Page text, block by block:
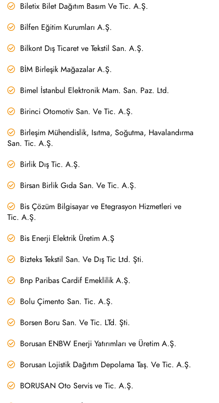
Biletix Bilet Dağıtım Basım Ve Tic. A.Ş.
Bilfen Eğitim Kurumları A.Ş.
Bilkont Dış Ticaret ve Tekstil San. A.Ş.
BİM Birleşik Mağazalar A.Ş.
Bimel İstanbul Elektronik Mam. San. Paz. Ltd.
Birinci Otomotiv San. Ve Tic. A.Ş.
Birleşim Mühendislik, Isıtma, Soğutma, Havalandırma
San. Tic. A.Ş.
Birlik Dış Tic. A.Ş.
Birsan Birlik Gıda San. Ve Tic. A.Ş.
Bis Çözüm Bilgisayar ve Etegrasyon Hizmetleri ve
Tic. A.Ş.
Bis Enerji Elektrik Üretim A.Ş
Bizteks Tekstil San. Ve Dış Tic Ltd. Şti.
Bnp Paribas Cardif Emeklilik A.Ş.
Bolu Çimento San. Tic. A.Ş.
Borsen Boru San. Ve Tic. LTd. Şti.
Borusan ENBW Enerji Yatırımları ve Üretim A.Ş.
Borusan Lojistik Dağıtım Depolama Taş. Ve Tic. A.Ş.
BORUSAN Oto Servis ve Tic. A.Ş.